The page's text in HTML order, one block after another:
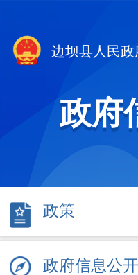
边坝县人民政
政府
政策
政府信息公